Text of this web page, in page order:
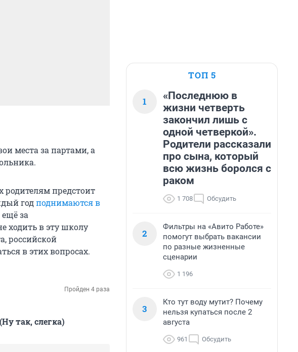
места за партами, а
родителям предстоит
годподнимаются в
за
ходить в эту школу
российской
в этих вопросах.
Пройден 4 раза
так, слегка)
ТОП 5
1
«Последнюю в
жизни четверть
закончил лишь с
одной четверкой».
Родители рассказали
про сына, который
всю жизнь боролся с
раком
1 708 Обсудить
2
Фильтры на «Авито Работе»
помогут выбрать вакансии
по разные жизненные
сценарии
1 196
3
Кто тут воду мутит? Почему
нельзя купаться после 2
августа
961 Обсудить